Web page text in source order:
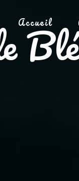
Accueil